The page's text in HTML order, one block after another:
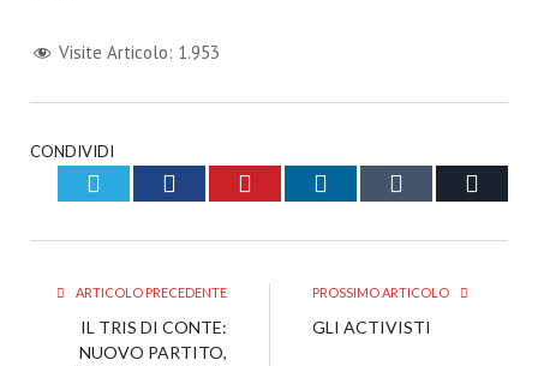
Visite Articolo: 1.953
CONDIVIDI
Twitter Facebook Pinterest LinkedIn Tumblr
ARTICOLO PRECEDENTE
IL TRIS DI CONTE:
NUOVO PARTITO,
PROSSIMO ARTICOLO
GLI ACTIVISTI